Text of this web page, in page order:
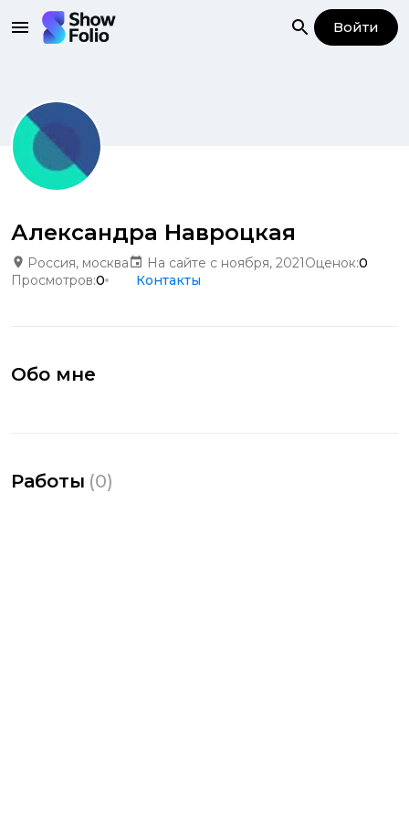
Войти
Александра Навроцкая
Россия, москва На сайте с ноября, 2021Оценок:0
Просмотров:0 Контакты
Обо мне
Работы (0)